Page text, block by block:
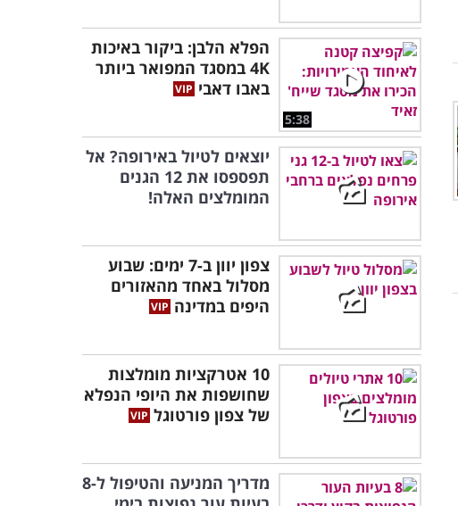
5:38
הפלא הלבן: ביקור באיכות
4K במסגד המפואר ביותר
באבו דאבי
יוצאים לטיול באירופה? אל
תפספסו את 12 הגנים
המומלצים האלה!
צפון יוון ב-7 ימים: שבוע
מסלול באחד מהאזורים
היפים במדינה
10 אטרקציות מומלצות
שחושפות את היופי הנפלא
של צפון פורטוגל
מדריך המניעה והטיפול ל-8